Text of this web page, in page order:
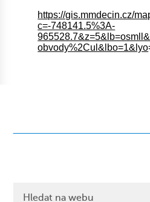
https://gis.mmdecin.cz/
c=-748141.5%3A-
obvody%2Cul&lbo=1&lyo